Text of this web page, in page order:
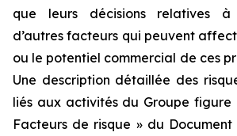
que leurs décisions relatives à
d’autres facteurs qui peuvent
ou le potentiel commercial de ces
Une description détaillée des
liés aux activités du Groupe figure
Facteurs de risque » du Document